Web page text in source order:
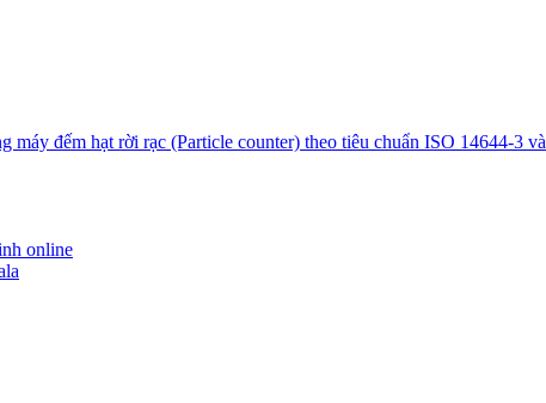
máy đếm hạt rời rạc (Particle counter) theo tiêu chuẩn ISO 14644-3
online